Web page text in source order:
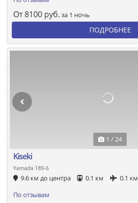
От8100 руб. за 1 ночь
ПОДРОБНЕЕ
1 / 24
Kiseki
Yamada 189-6
9.6 км до центра 0.1 км
0.1 км
По отзывам